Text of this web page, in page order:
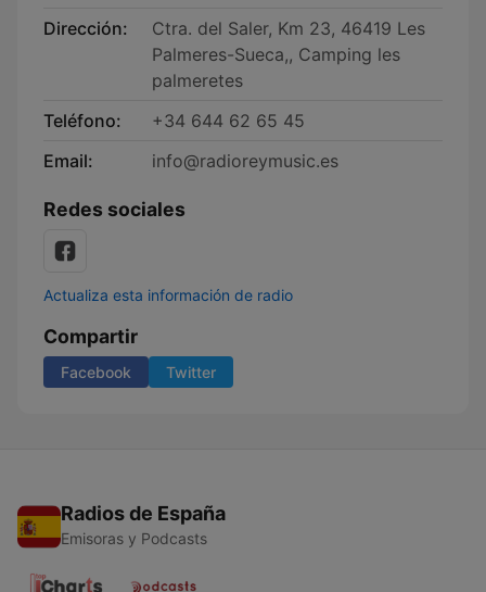
Dirección:
Ctra. del Saler, Km 23, 46419 Les
Palmeres-Sueca,, Camping les
palmeretes
Teléfono:
+34 644 62 65 45
Email:
info@radioreymusic.es
Redes sociales
Actualiza esta información de radio
Compartir
Facebook Twitter
Radios de España
Emisoras y Podcasts